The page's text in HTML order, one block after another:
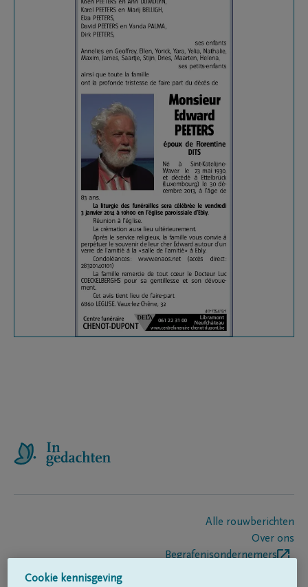
Alle rouwberichten
Over ons
Begrafenisondernemers
Cookie kennisgeving